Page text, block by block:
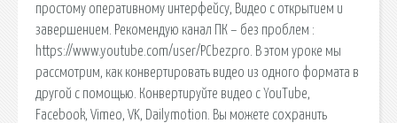
простому оперативному интерфейсу, Видео с открытием и
завершением. Рекомендую канал ПК – без проблем :
https://www.youtube.com/user/PCbezpro. В этом уроке мы
рассмотрим, как конвертировать видео из одного формата в
другой с помощью. Конвертируйте видео с YouTube,
Facebook, Vimeo, VK, Dailymotion. Вы можете сохранить